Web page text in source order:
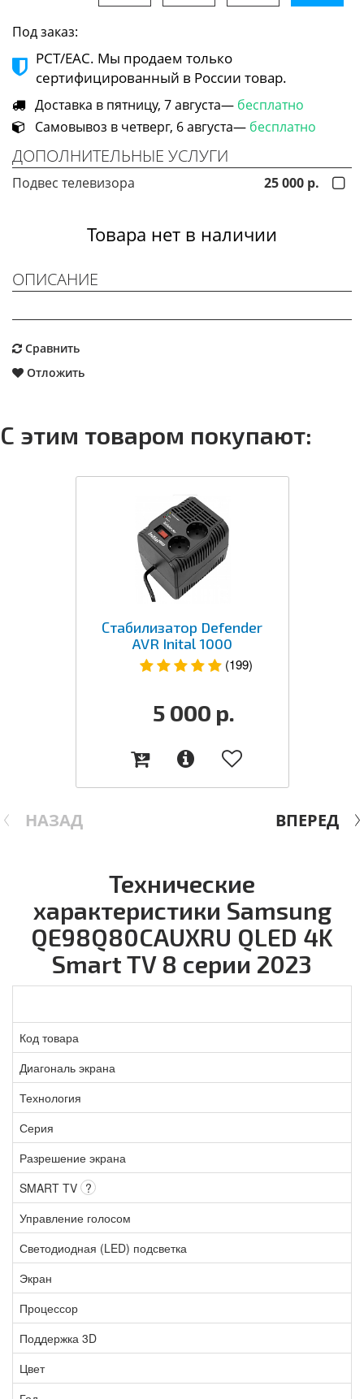
Под заказ:
РСТ/ЕАС. Мы продаем только
сертифицированный в России товар.
Доставка в пятницу, 7 августа— бесплатно
Самовывоз в четверг, 6 августа— бесплатно
ДОПОЛНИТЕЛЬНЫЕ УСЛУГИ
Подвес телевизора 25 000 р.
Товара нет в наличии
ОПИСАНИЕ
Сравнить
Отложить
С этим товаром покупают:
НАЗАД
Стабилизатор Defender
AVR Inital 1000
(199)
5 000 р.
ВПЕРЕД
Технические
характеристики Samsung
QE98Q80CAUXRU QLED 4K
Smart TV 8 серии 2023
Код товара
Диагональ экрана
Технология
Серия
Разрешение экрана
SMART TV ?
Управление голосом
Светодиодная (LED) подсветка
Экран
Процессор
Поддержка 3D
Цвет